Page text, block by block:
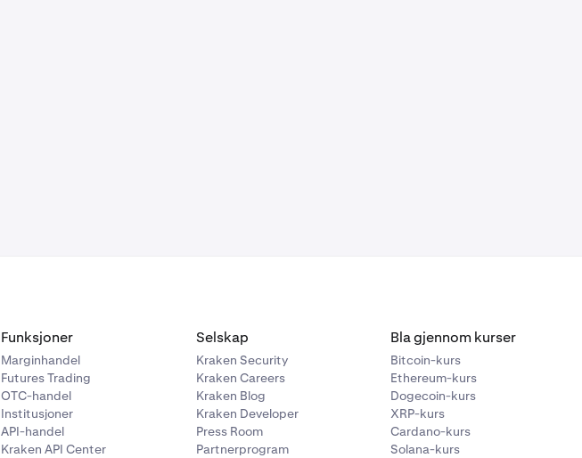
Funksjoner
Marginhandel
Futures Trading
OTC-handel
Institusjoner
API-handel
Kraken API Center
Selskap
Kraken Security
Kraken Careers
Kraken Blog
Kraken Developer
Press Room
Partnerprogram
Bla gjennom kurser
Bitcoin-kurs
Ethereum-kurs
Dogecoin-kurs
XRP-kurs
Cardano-kurs
Solana-kurs